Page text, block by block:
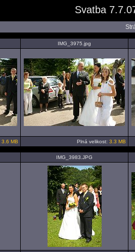
Svatba
IMG_3975.jpg
3.6 MB Plná velikost: 3.3 MB
IMG_3983.JPG